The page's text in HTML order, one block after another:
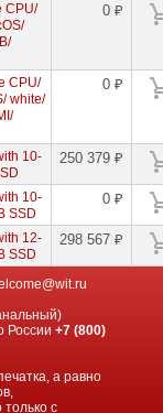
CPU/
0 ₽
CPU/
white/
0 ₽
10-
250 379 ₽
10-
SSD
0 ₽
12-
SSD
298 567 ₽
России+7 (800)
а равно
с